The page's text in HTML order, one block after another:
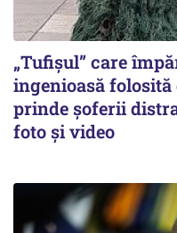
„Tufișul” care
ingenioasă
prinde șoferii
foto și video